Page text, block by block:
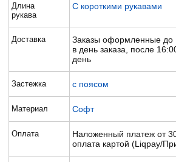
Длина
рукава
С короткими рукавами
Доставка
Заказы оформленные до
в день заказа, после
день
Застежка с поясом
Материал Софт
Оплата
Наложенный платеж от
оплата картой (Liqpay/